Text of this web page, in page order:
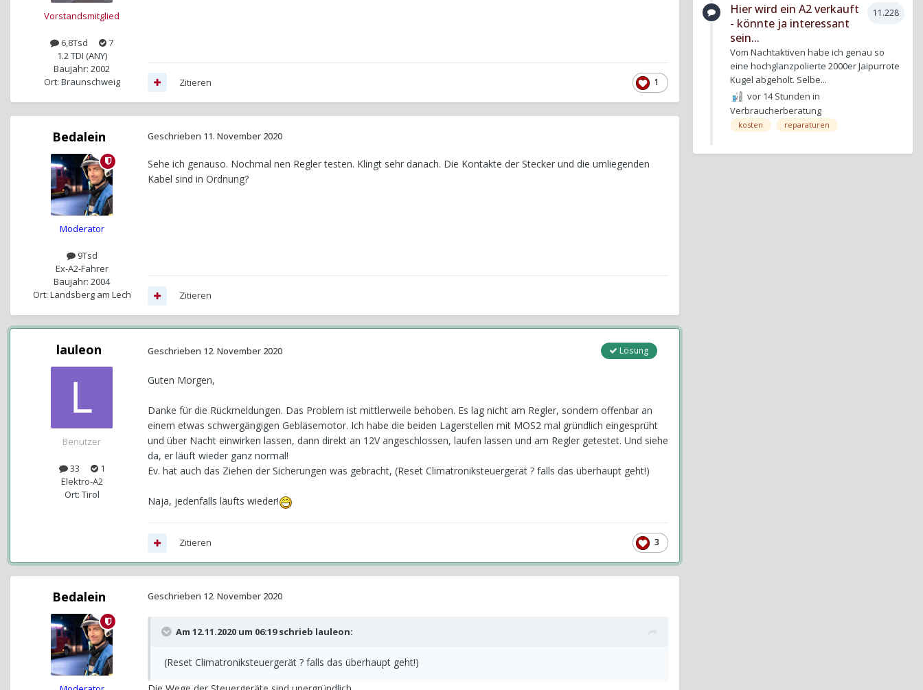
Vorstandsmitglied
6,8Tsd
7
1.2 TDI (ANY)
Baujahr: 2002
Ort: Braunschweig
1
Zitieren
Bedalein
Moderator
9Tsd
Ex-A2-Fahrer
Baujahr: 2004
Ort: Landsberg am Lech
Geschrieben 11. November 2020
Sehe ich genauso. Nochmal nen Regler testen. Klingt sehr danach. Die Kontakte der Stecker und die umliegenden
Kabel sind in Ordnung?
Zitieren
lauleon
Benutzer
33
1
Elektro-A2
Ort: Tirol
Lösung
Geschrieben 12. November 2020
Guten Morgen,
Danke für die Rückmeldungen. Das Problem ist mittlerweile behoben. Es lag nicht am Regler, sondern offenbar an
einem etwas schwergängigen Gebläsemotor. Ich habe die beiden Lagerstellen mit MOS2 mal gründlich eingesprüht
und über Nacht einwirken lassen, dann direkt an 12V angeschlossen, laufen lassen und am Regler getestet. Und siehe
da, er läuft wieder ganz normal!
Ev. hat auch das Ziehen der Sicherungen was gebracht, (Reset Climatroniksteuergerät ? falls das überhaupt geht!)
Naja, jedenfalls läufts wieder!
3
Zitieren
Bedalein Geschrieben 12. November 2020
Am 12.11.2020 um 06:19 schrieb lauleon:
(Reset Climatroniksteuergerät ? falls das überhaupt geht!)
11.228
Hier wird ein A2 verkauft
- könnte ja interessant
sein...
Vom Nachtaktiven habe ich genau so
eine hochglanzpolierte 2000er Jaipurrote
Kugel abgeholt. Selbe...
vor 14 Stunden in
Verbraucherberatung
kosten reparaturen